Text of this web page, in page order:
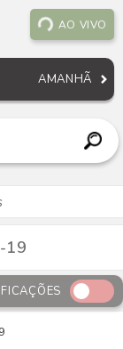
AO VIVO
AMANHÃ
19